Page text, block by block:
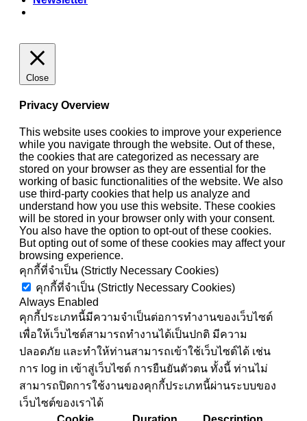
Close
Privacy Overview
This website uses cookies to improve your experience
while you navigate through the website. Out of these,
the cookies that are categorized as necessary are
stored on your browser as they are essential for the
working of basic functionalities of the website. We also
use third-party cookies that help us analyze and
understand how you use this website. These cookies
will be stored in your browser only with your consent.
You also have the option to opt-out of these cookies.
But opting out of some of these cookies may affect your
browsing experience.
คุกกี้ที่จำเป็น (Strictly Necessary Cookies)
คุกกี้ที่จำเป็น (Strictly Necessary Cookies)
Always Enabled
คุกกี้ประเภทนี้มีความจำเป็นต่อการทำงานของเว็บไซต์
เพื่อให้เว็บไซต์สามารถทำงานได้เป็นปกติ มีความ
ปลอดภัย และทำให้ท่านสามารถเข้าใช้เว็บไซต์ได้ เช่น
การ log in เข้าสู่เว็บไซต์ การยืนยันตัวตน ทั้งนี้ ท่านไม่
สามารถปิดการใช้งานของคุกกี้ประเภทนี้ผ่านระบบของ
เว็บไซต์ของเราได้